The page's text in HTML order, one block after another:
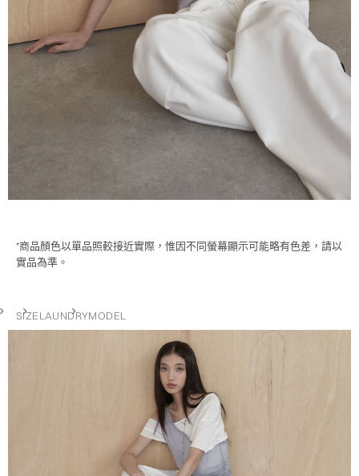
*商品顏色以單品照較接近實際，惟因不同螢幕顯示可能略有色差，請以
實品為準。
SIZELAUNDRYMODEL